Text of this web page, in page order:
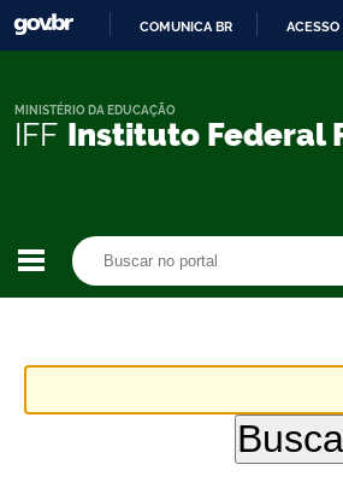
CONTEÚDO
COMUNICA BR
IFF Instituto Federal
MINISTÉRIO DA EDUCAÇÃO